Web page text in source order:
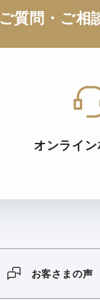
ご質問・ご相
オンライ
お客さまの声